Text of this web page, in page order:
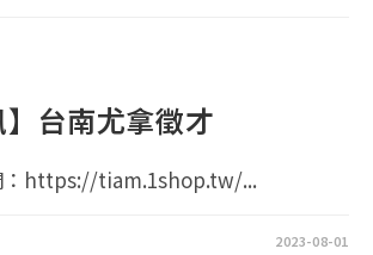
】台南尤拿徵才
：https://tiam.1shop.tw/...
2023-08-01